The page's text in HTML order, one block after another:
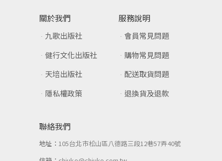
關於我們
九歌出版社
健行文化出版社
天培出版社
隱私權政策
服務說明
會員常見問題
購物常見問題
配送取貨問題
退換貨及退款
聯絡我們
地址：105台北市松山區八德路三段12巷57弄40號